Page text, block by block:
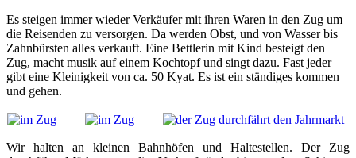
Es steigen immer wieder Verkäufer mit ihren Waren in den Zug um
die Reisenden zu versorgen. Da werden Obst, und von Wasser bis
Zahnbürsten alles verkauft. Eine Bettlerin mit Kind besteigt den
Zug, macht musik auf einem Kochtopf und singt dazu. Fast jeder
gibt eine Kleinigkeit von ca. 50 Kyat. Es ist ein ständiges kommen
und gehen.
Wir halten an kleinen Bahnhöfen und Haltestellen. Der Zug